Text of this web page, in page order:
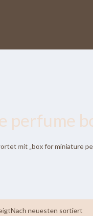
perfume
mit „box for miniature
Nach neuesten sortiert